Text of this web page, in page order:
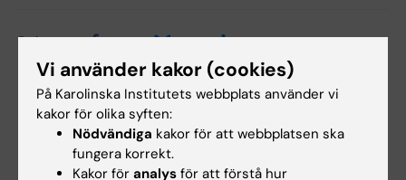
Dela
Mer om det här ämnet
Mer om kursen "Proaktiv hälsa i praktiken - verktyg
Vi använder kakor (cookies)
På Karolinska Institutets webbplats använder vi
kakor för olika syften:
Nödvändiga kakor för att webbplatsen ska
fungera korrekt.
Kakor för analys för att förstå hur